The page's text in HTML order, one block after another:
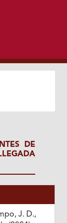
DE
J. D.,